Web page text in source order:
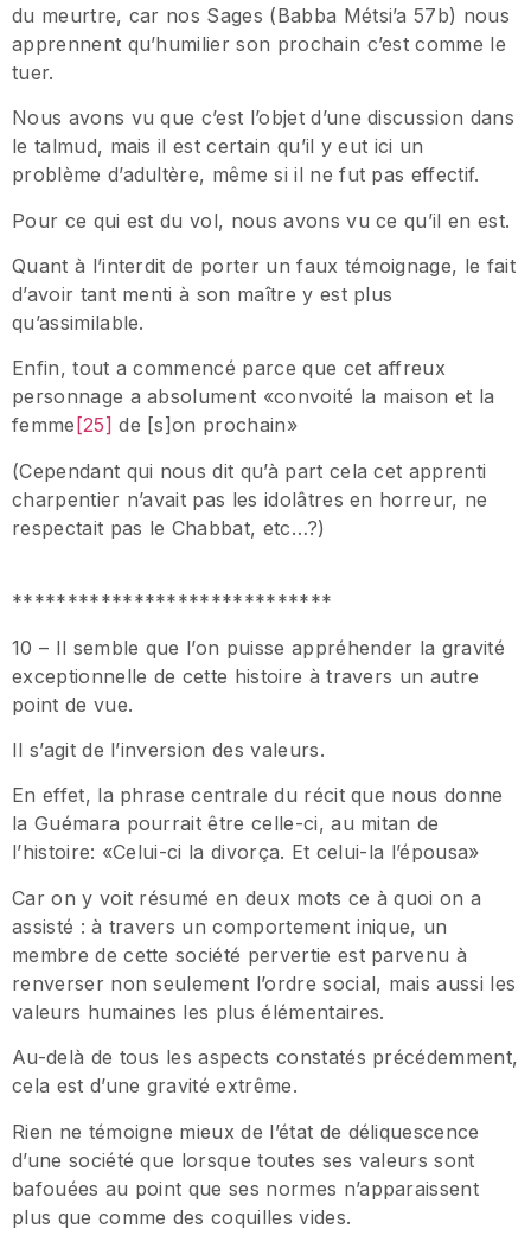
du meurtre, car nos Sages (Babba Métsi’a 57b) nous
apprennent qu’humilier son prochain c’est comme le
tuer.
Nous avons vu que c’est l’objet d’une discussion dans
le talmud, mais il est certain qu’il y eut ici un
problème d’adultère, même si il ne fut pas effectif.
Pour ce qui est du vol, nous avons vu ce qu’il en est.
Quant à l’interdit de porter un faux témoignage, le fait
d’avoir tant menti à son maître y est plus
qu’assimilable.
Enfin, tout a commencé parce que cet affreux
personnage a absolument «convoité la maison et la
femme [25] de [s]on prochain»
(Cependant qui nous dit qu’à part cela cet apprenti
charpentier n’avait pas les idolâtres en horreur, ne
respectait pas le Chabbat, etc…?)
*****************************
10 – Il semble que l’on puisse appréhender la gravité
exceptionnelle de cette histoire à travers un autre
point de vue.
Il s’agit de l’inversion des valeurs.
En effet, la phrase centrale du récit que nous donne
la Guémara pourrait être celle-ci, au mitan de
l’histoire: «Celui-ci la divorça. Et celui-la l’épousa»
Car on y voit résumé en deux mots ce à quoi on a
assisté : à travers un comportement inique, un
membre de cette société pervertie est parvenu à
renverser non seulement l’ordre social, mais aussi les
valeurs humaines les plus élémentaires.
Au-delà de tous les aspects constatés précédemment,
cela est d’une gravité extrême.
Rien ne témoigne mieux de l’état de déliquescence
d’une société que lorsque toutes ses valeurs sont
bafouées au point que ses normes n’apparaissent
plus que comme des coquilles vides.